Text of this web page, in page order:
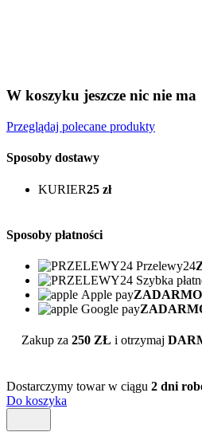
W koszyku jeszcze nic nie ma
Przeglądaj polecane produkty
Sposoby dostawy
KURIER25 zł
Sposoby płatności
Przelewy24
Szybka
Apple payZADARMO
Google pay
Zakup za 250 ZŁ i otrzymaj
Dostarczymy towar w ciągu 2 dni
Do koszyka